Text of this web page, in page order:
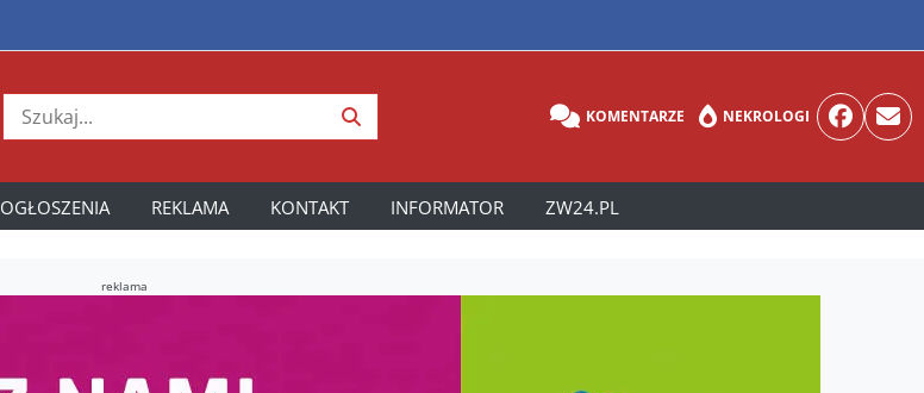
KOMENTARZE NEKROLOGI
OGŁOSZENIA REKLAMA KONTAKT INFORMATOR ZW24.PL
reklama